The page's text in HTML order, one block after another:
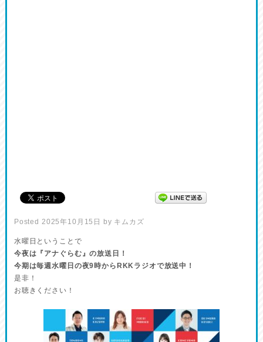
Posted 2025年10月15日 by キムカズ
水曜日ということで
今夜は『アナぐらむ』の放送日！
今期は毎週水曜日の夜9時からRKKラジオで放送中！
是非！
お聴きください！